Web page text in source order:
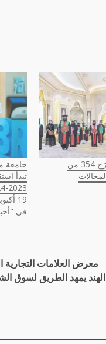
“جامعة الخليج الطبية” تخرّج 354 من
جامعة
تبدأ
2023-2024
19 أكتوبر، 2022
في
معرض العلامات
الهند يمهد الطريق لسوق